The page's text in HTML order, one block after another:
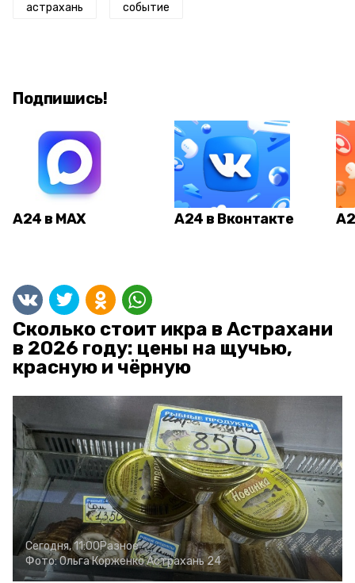
астрахань событие
Подпишись!
А24 в MAX А24 в Вконтакте
Сколько стоит икра в Астрахани
в 2026 году: цены на щучью,
красную и чёрную
Сегодня, 11:00Разное
Фото:Ольга КорженкоАстрахань 24